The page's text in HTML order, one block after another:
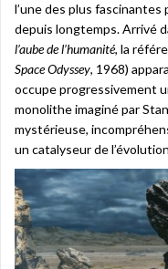
l’une des plus
depuis longtemps. Arrivé
l’aube de l’humanité, la
Space Odyssey, 1968)
occupe progressivement
monolithe imaginé par
mystérieuse,
un catalyseur de